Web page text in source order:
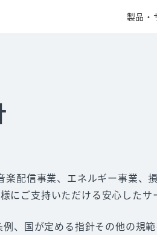
製品・
配信事業、エネルギー事業
にご支持いただける安心した
、国が定める指針その他の規